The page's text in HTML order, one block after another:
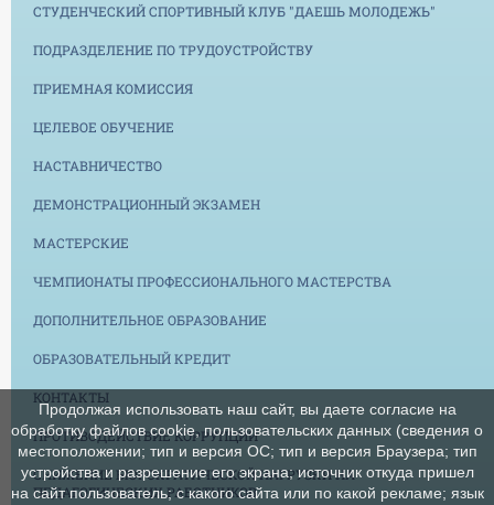
СТУДЕНЧЕСКИЙ СПОРТИВНЫЙ КЛУБ "ДАЕШЬ МОЛОДЕЖЬ"
ПОДРАЗДЕЛЕНИЕ ПО ТРУДОУСТРОЙСТВУ
ПРИЕМНАЯ КОМИССИЯ
ЦЕЛЕВОЕ ОБУЧЕНИЕ
НАСТАВНИЧЕСТВО
ДЕМОНСТРАЦИОННЫЙ ЭКЗАМЕН
МАСТЕРСКИЕ
ЧЕМПИОНАТЫ ПРОФЕССИОНАЛЬНОГО МАСТЕРСТВА
ДОПОЛНИТЕЛЬНОЕ ОБРАЗОВАНИЕ
ОБРАЗОВАТЕЛЬНЫЙ КРЕДИТ
КОНТАКТЫ
ПРОТИВОДЕЙСТВИЕ КОРРУПЦИИ
СНИЖЕНИЕ БЮРОКРАТИЧЕСКОЙ НАГРУЗКИ НА
ПЕДАГОГИЧЕСКИХ РАБОТНИКОВ
Продолжая использовать наш сайт, вы даете согласие на
обработку файлов cookie, пользовательских данных (сведения о
местоположении; тип и версия ОС; тип и версия Браузера; тип
устройства и разрешение его экрана; источник откуда пришел
на сайт пользователь; с какого сайта или по какой рекламе; язык